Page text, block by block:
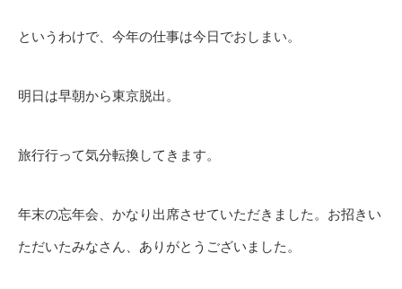
というわけで、今年の仕事は今日でおしまい。
明日は早朝から東京脱出。
旅行行って気分転換してきます。
年末の忘年会、かなり出席させていただきました。お招きい
ただいたみなさん、ありがとうございました。